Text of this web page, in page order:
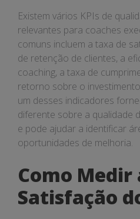
Existem vários KPIs de
relevantes para coaches
comuns incluem a taxa de
de retenção de clientes, a
coaching, a taxa de
retorno sobre o
um desses indicadores
diferente sobre a qualidade
e pode ajudar a identificar
oportunidades de melhoria.
Como Medir
Satisfação